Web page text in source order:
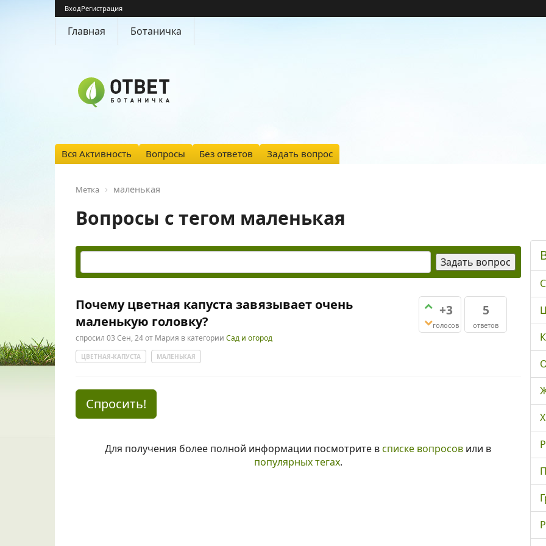
ВходРегистрация
Главная Ботаничка
Вся Активность Вопросы Без ответов Задать вопрос
Метка маленькая
Вопросы с тегом маленькая
+3
голосов
5
ответов
Почему цветная капуста завязывает очень
маленькую головку?
спросил 03 Сен, 24от Мария в категории Сад и огород
ЦВЕТНАЯ-КАПУСТА МАЛЕНЬКАЯ
Спросить!
Для получения более полной информации посмотрите всписке вопросов или в
популярных тегах.